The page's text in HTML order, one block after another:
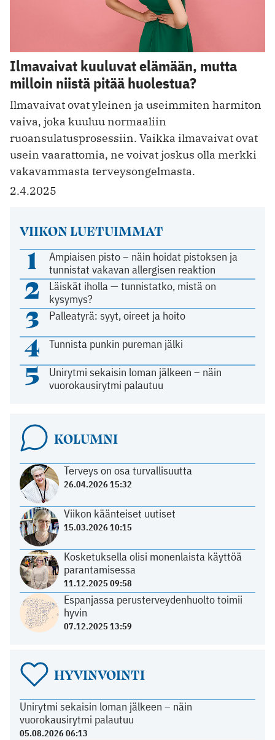
Ilmavaivat kuuluvat elämään, mutta
milloin niistä pitää huolestua?
Ilmavaivat ovat yleinen ja useimmiten harmiton
vaiva, joka kuuluu normaaliin
ruoansulatusprosessiin. Vaikka ilmavaivat ovat
usein vaarattomia, ne voivat joskus olla merkki
vakavammasta terveysongelmasta.
2.4.2025
VIIKON LUETUIMMAT
1
Ampiaisen pisto – näin hoidat pistoksen ja
tunnistat vakavan allergisen reaktion
2
Läiskät iholla — tunnistatko, mistä on
kysymys?
3 Palleatyrä: syyt, oireet ja hoito
4 Tunnista punkin pureman jälki
5
Unirytmi sekaisin loman jälkeen – näin
vuorokausirytmi palautuu
KOLUMNI
Terveys on osa turvallisuutta
26.04.2026 15:32
Viikon käänteiset uutiset
15.03.2026 10:15
Kosketuksella olisi monenlaista käyttöä
parantamisessa
11.12.2025 09:58
Espanjassa perusterveydenhuolto toimii
hyvin
07.12.2025 13:59
HYVINVOINTI
Unirytmi sekaisin loman jälkeen – näin
vuorokausirytmi palautuu
05.08.2026 06:13